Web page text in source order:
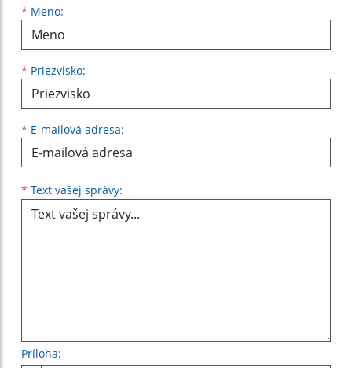
* Meno:
Meno
* Priezvisko:
Priezvisko
* E-mailová adresa:
E-mailová adresa
* Text vašej správy:
Príloha: